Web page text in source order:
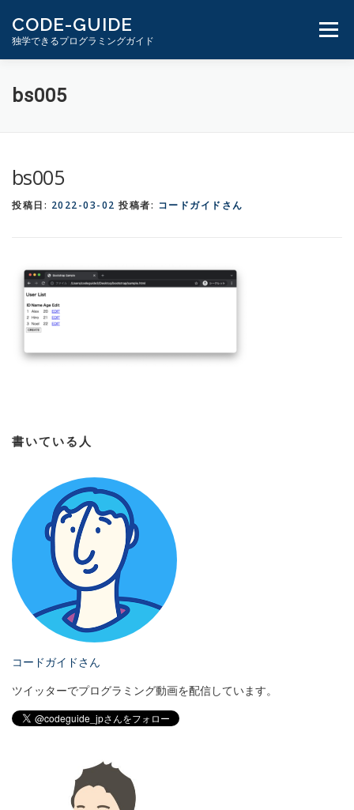
ン
CODE-GUIDE
独学できるプログラミングガイド
メニュ
１分動画とテキスト
bs005
bs005
投稿日: 2022-03-02 投稿者: コードガイドさん
書いている人
コードガイドさん
ツイッターでプログラミング動画を配信しています。